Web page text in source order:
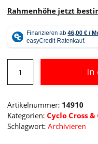
Rahmenhöhe jetzt
Nuroad
C:62
carbon
´n
´red
In
Artikelnummer: 14910
Kategorien: Cyclo Cross &
Schlagwort: Archivieren